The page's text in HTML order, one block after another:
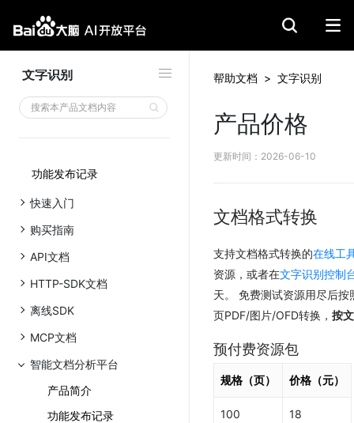
文字识别
功能发布记录
快速入门
购买指南
API文档
HTTP-SDK文档
离线SDK
MCP文档
智能文档分析平台
产品简介
功能发布记录
帮助文档 > 文字识别
预付费资源包
合同审查
预付费资源包
文档比对
按量后付费
文档抽取
预付费资源包
按量后付费
文档解析
按量后付费
产品价格
更新时间 ： 2026-06-10
文档格式转换
支持文档格式转换的在线工
资源，或者在文字识别控制
天。 免费测试资源用尽后
页PDF/图片/OFD转换， 按
预付费资源包
规格（页） 价格（元）
100 18